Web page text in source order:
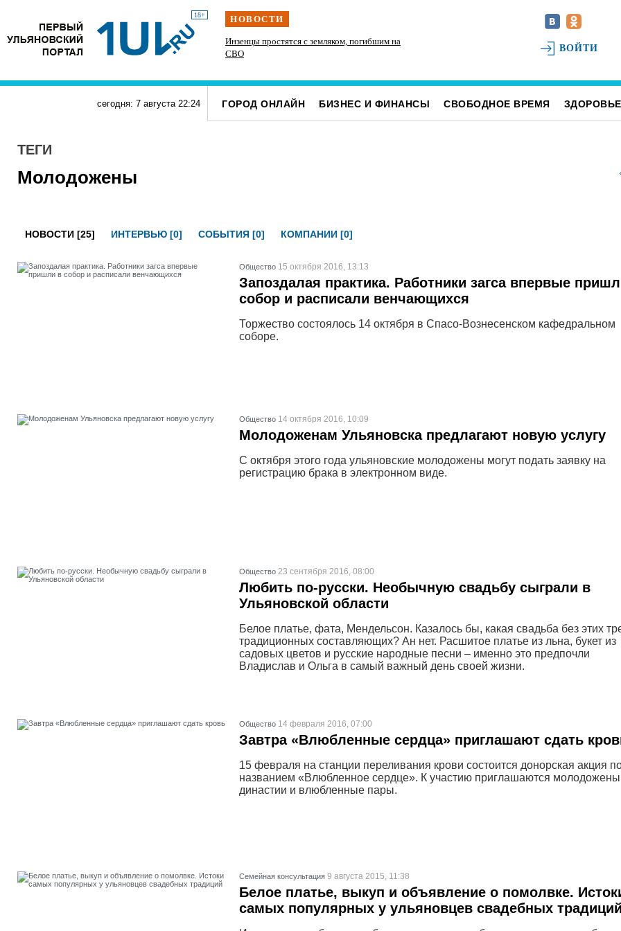
18+ НОВОСТИ
На ульяновской трассе «Хонда» врезалась в фуру
во время разворота
Инзенцы простятся с земляком, погибшим на
СВО
На улице Локомотивной в пятницу отключат
ВОЙТИ
сегодня: 7 августа 22:24 ГОРОД ОНЛАЙН БИЗНЕС И ФИНАНСЫ СВОБОДНОЕ ВРЕМЯ ЗДОРОВЬЕ
ТЕГИ
Молодожены
НОВОСТИ [25] ИНТЕРВЬЮ [0] СОБЫТИЯ [0] КОМПАНИИ [0]
Общество 15 октября 2016, 13:13
Запоздалая практика. Работники загса впервые
собор и расписали венчающихся
Торжество состоялось 14 октября в Спасо-Вознесенском кафедральном
соборе.
Общество 14 октября 2016, 10:09
Молодоженам Ульяновска предлагают новую услугу
С октября этого года ульяновские молодожены могут подать заявку на
регистрацию брака в электронном виде.
Общество 23 сентября 2016, 08:00
Любить по-русски. Необычную свадьбу сыграли в
Ульяновской области
Белое платье, фата, Мендельсон. Казалось бы, какая свадьба без этих
традиционных составляющих? Ан нет. Расшитое платье из льна, букет из
садовых цветов и русские народные песни – именно это предпочли
Владислав и Ольга в самый важный день своей жизни.
Общество 14 февраля 2016, 07:00
Завтра «Влюбленные сердца» приглашают сдать
15 февраля на станции переливания крови состоится донорская акция
названием «Влюбленное сердце». К участию приглашаются
династии и влюбленные пары.
Семейная консультация 9 августа 2015, 11:38
Белое платье, выкуп и объявление о помолвке.
самых популярных у ульяновцев свадебных традиций